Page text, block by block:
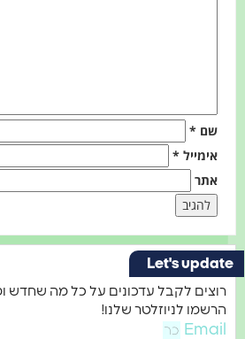
שם*
אימייל*
אתר
Let's
הרשמו לניוזלטר שלנו!
Email